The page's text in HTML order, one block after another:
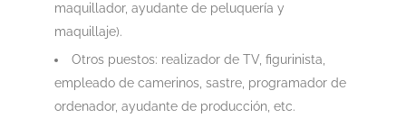
maquillador, ayudante de peluquería y
maquillaje).
Otros puestos: realizador de TV, figurinista,
empleado de camerinos, sastre, programador de
ordenador, ayudante de producción, etc.